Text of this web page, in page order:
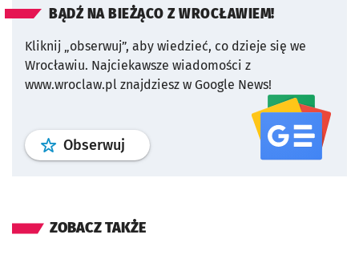
BĄDŹ NA BIEŻĄCO Z WROCŁAWIEM!
Kliknij „obserwuj”, aby wiedzieć, co dzieje się we
Wrocławiu. Najciekawsze wiadomości z
www.wroclaw.pl znajdziesz w Google News!
Obserwuj profil serwisu
ZOBACZ TAKŻE